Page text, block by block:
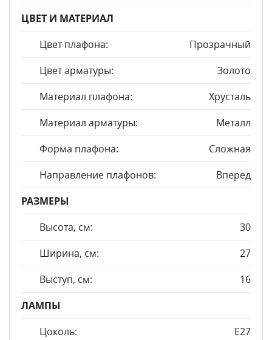
ЦВЕТ И МАТЕРИАЛ
Цвет плафона:
Прозрачный
Цвет арматуры:
Золото
Материал плафона:
Хрусталь
Материал арматуры:
Металл
Форма плафона:
Сложная
Направление плафонов:
Вперед
РАЗМЕРЫ
Высота, см:
30
Ширина, см:
27
Выступ, см:
16
ЛАМПЫ
Цоколь:
E27